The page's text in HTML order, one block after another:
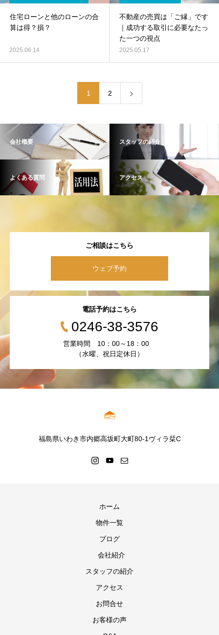
住宅ローンと他のローンの合
算は得？損？
2025.06.14
不動産の売買は「ご縁」です
｜成功する取引に必要なたっ
た一つの視点
2025.05.17
1 2
会社概要 スタッフの紹介
よくある質問 アクセス
ご相談はこちら
ウェブ予約
電話予約はこちら
0246-38-3576
営業時間 10：00～18：00
（水曜、祝日定休日）
福島県いわき市内郷高坂町大町80-1ヴィラ栞C
ホーム
物件一覧
ブログ
会社紹介
スタッフの紹介
アクセス
お問合せ
お客様の声